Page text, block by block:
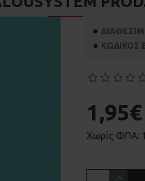
ΚΩΔΙΚΌΣ
1,95€
Χωρίς ΦΠΑ: